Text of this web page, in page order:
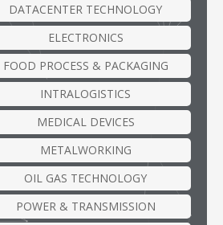
DATACENTER TECHNOLOGY
ELECTRONICS
FOOD PROCESS & PACKAGING
INTRALOGISTICS
MEDICAL DEVICES
METALWORKING
OIL GAS TECHNOLOGY
POWER & TRANSMISSION